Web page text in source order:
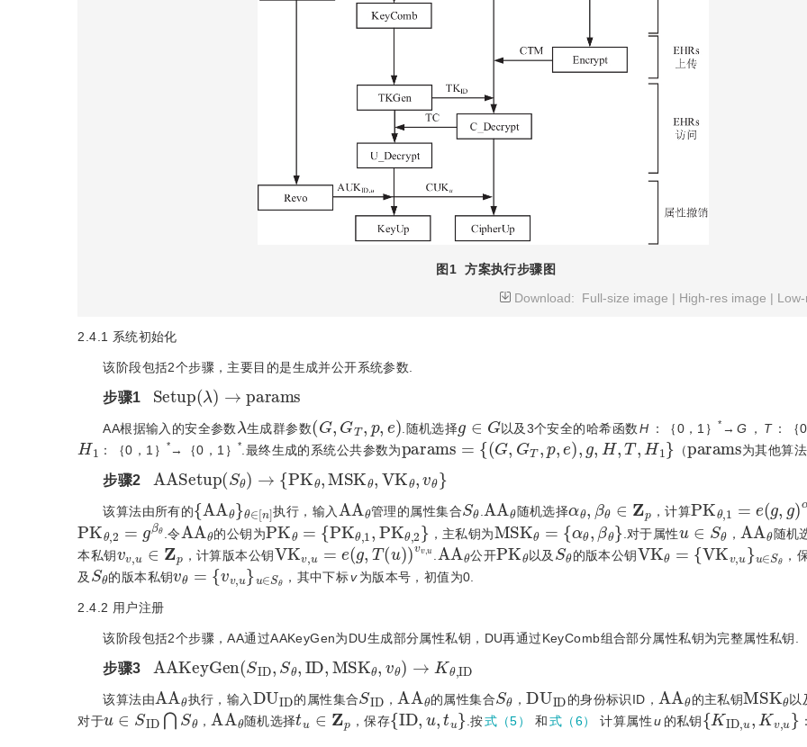
图1 方案执行步骤图
Download:
Full-size image | High-res image |
2.4.1 系统初始化
该阶段包括2个步骤，主要目的是生成并公开系统参数.
步骤1
S e p(λ)
AA根据输入的安全参数
λ
生成群参数
( G, GT
.随机选择
G
以及3个安全的哈希函数 H ：｛0，1｝ * → G ， T ：｛
H1
：｛0，1｝ *→｛0，1｝ * .最终生成的系统公共参数为
params= {(G,GT,p e),g,H, T,H1}
（
p ar ms
为其他算
步骤2
A A S et p( S θ PKθ M SKθ VKθ }
该算法由所有的
{A A }
θ ∈[ ]
执行，输入
A A
管理的属性集合
S A A
随机选择
β Zp
，计算
PKθ (g )
PK θ ,2 = g βθ
.令
A A
的公钥为
PKθ = {PKθ, 1, PKθ,2}
，主私钥为
MSKθ={αθ,βθ}
.对于属性
u Sθ
，
A A θ
随机
本私钥
v u ∈Z
，计算版本公钥
VKv = g,T(u )vv,u AAθ
公开
PK
以及
Sθ
的版本公钥
VKθ=
{VKv, u∈Sθ
，
及
Sθ
的版本私钥
vθ =
{v v , u}u∈ Sθ
，其中下标v 为版本号，初值为0.
2.4.2 用户注册
该阶段包括2个步骤，AA通过AAKeyGen为DU生成部分属性私钥，DU再通过KeyComb组合部分属性私钥为完整属性私钥.
步骤3
A A Ke G n( S ,S θ,ID ,MSK θ Kθ
该算法由
A A
执行，输入
DU
的属性集合
S
，
A A
的属性集合
S
，
DUI
的身份标识ID，
A A
的主私钥
MSK
以
对于
u∈ SID ⋂Sθ
，
A Aθ
随机选择
tu∈Zp
，保存
{ID, u,tu}
.按式（5） 和式（6） 计算属性u 的私钥
{KID, Kv ,u}
：